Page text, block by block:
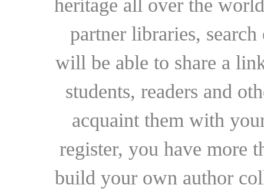
heritage all over the
partner libraries,
will be able to share a
students, readers and
acquaint them with
register, you have more
build your own author